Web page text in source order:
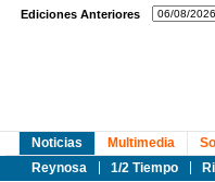
Ediciones Anteriores
Noticias
Reynosa
1/2 Tiempo
Multimedia